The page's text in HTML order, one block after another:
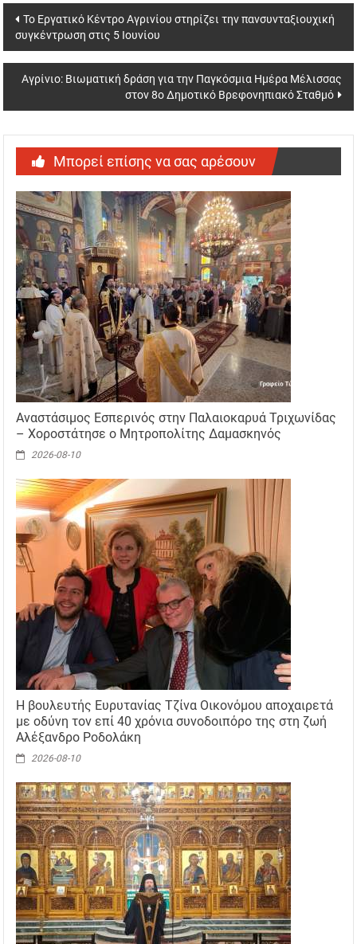
Post
navigation
Το Εργατικό Κέντρο Αγρινίου στηρίζει την πανσυνταξιουχική
συγκέντρωση στις 5 Ιουνίου
Αγρίνιο: Βιωματική δράση για την Παγκόσμια Ημέρα Μέλισσας
στον 8ο Δημοτικό Βρεφονηπιακό Σταθμό
Μπορεί επίσης να σας αρέσουν
Αναστάσιμος Εσπερινός στην Παλαιοκαρυά Τριχωνίδας
– Χοροστάτησε ο Μητροπολίτης Δαμασκηνός
2026-08-10
H βουλευτής Ευρυτανίας Τζίνα Οικονόμου αποχαιρετά
με οδύνη τον επί 40 χρόνια συνοδοιπόρο της στη ζωή
Αλέξανδρο Ροδολάκη
2026-08-10